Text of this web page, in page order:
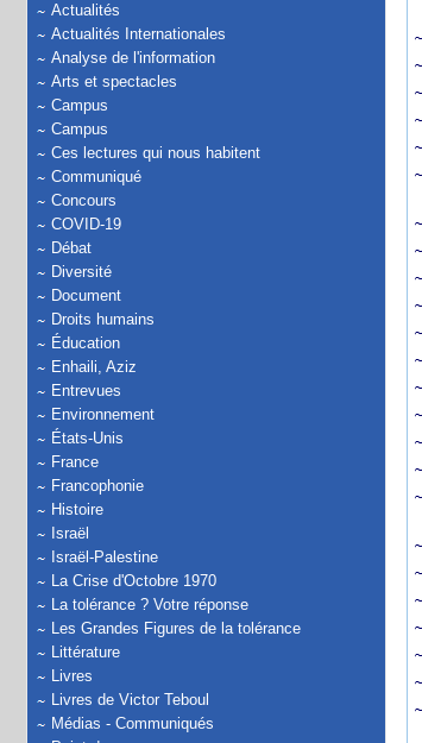
Actualités
Actualités Internationales
Analyse de l'information
Arts et spectacles
Campus
Campus
Ces lectures qui nous habitent
Communiqué
Concours
COVID-19
Débat
Diversité
Document
Droits humains
Éducation
Enhaili, Aziz
Entrevues
Environnement
États-Unis
France
Francophonie
Histoire
Israël
Israël-Palestine
La Crise d'Octobre 1970
La tolérance ? Votre réponse
Les Grandes Figures de la tolérance
Littérature
Livres
Livres de Victor Teboul
Médias - Communiqués